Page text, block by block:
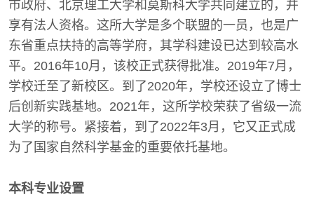
市政府、北京理工大学和莫斯科大学共同建立的，并
享有法人资格。这所大学是多个联盟的一员，也是广
东省重点扶持的高等学府，其学科建设已达到较高水
平。2016年10月，该校正式获得批准。2019年7月，
学校迁至了新校区。到了2020年，学校还设立了博士
后创新实践基地。2021年，这所学校荣获了省级一流
大学的称号。紧接着，到了2022年3月，它又正式成
为了国家自然科学基金的重要依托基地。
本科专业设置